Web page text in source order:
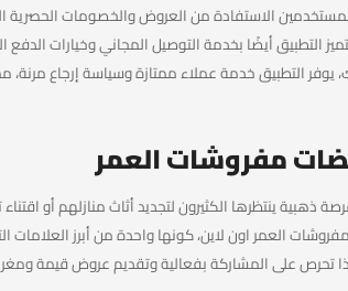
الاستفادة من العروض والخصومات الحصرية
التطبيق أيضًا بخدمة التوصيل المجاني وخيارات الدفع
يوفر التطبيق خدمة عملاء ممتازة وسياسة إرجاع
مفروشات العمر
ذهبية ينتظرها الكثيرون لتجديد أثاث منازلهم أو
العمر اون لاين، كونها واحدة من أبرز العلامات
تحرص على المشاركة بفعالية وتقديم عروض قيمة